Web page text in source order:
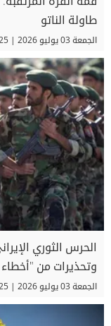
طاولة الناتو
الجمعة 03 يوليو 2026 | 06:25 مساءً
الحرس الثوري
وتحذيرات من
الجمعة 03 يوليو 2026 | 06:25 مساءً